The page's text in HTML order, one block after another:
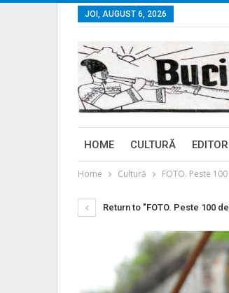
JOI, AUGUST 6, 2026
HOME CULTURĂ
Home Cultură FOTO. Peste
Return to "FOTO. Peste 100